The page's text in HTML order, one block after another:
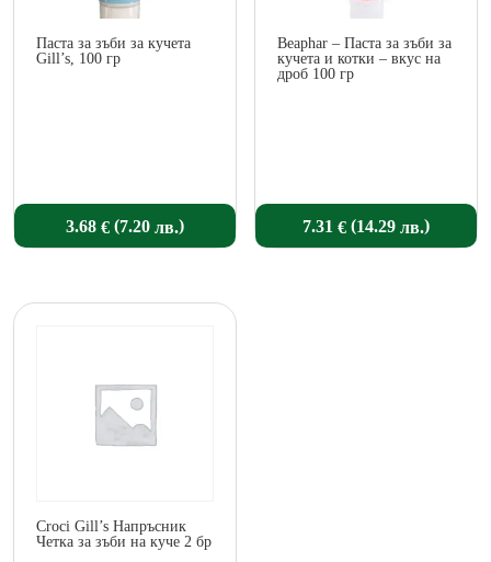
Паста за зъби за кучета
Gill’s, 100 гр
3.68 € (7.20 лв.)
Beaphar – Паста за зъби за
кучета и котки – вкус на
дроб 100 гр
7.31€ (14.29 лв.)
Croci Gill’s Напръсник
Четка за зъби на куче 2 бр